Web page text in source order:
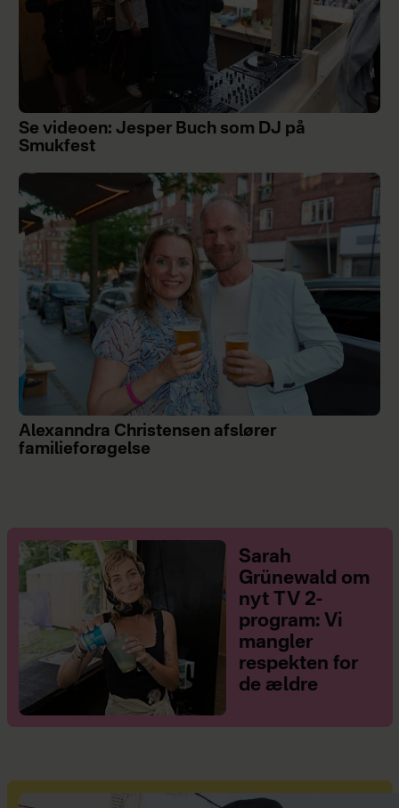
Se videoen: Jesper Buch som DJ på
Smukfest
Alexanndra Christensen afslører
familieforøgelse
Sarah
Grünewald om
nyt TV 2-
program: Vi
mangler
respekten for
de ældre